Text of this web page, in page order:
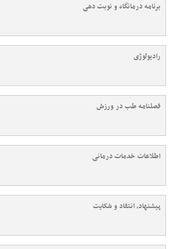
برنامه درمانگاه و نوبت دهی
رادیولوژی
فصلنامه طب در ورزش
اطلاعات خدمات درمانی
پیشنهاد، انتقاد و شکایت